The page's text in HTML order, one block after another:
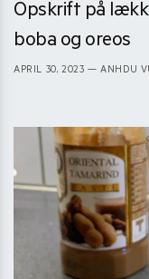
Opskrift på
boba og oreos
APRIL 30, 2023 — ANHDU